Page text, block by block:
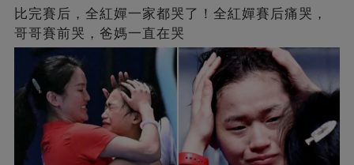
比完賽后，全紅嬋一家都哭了！全紅嬋賽后痛哭，
哥哥賽前哭，爸媽一直在哭